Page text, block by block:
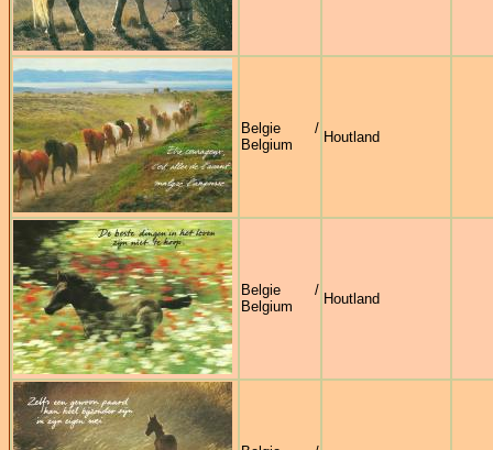
Belgie /
Belgium
Houtland
Belgie /
Belgium
Houtland